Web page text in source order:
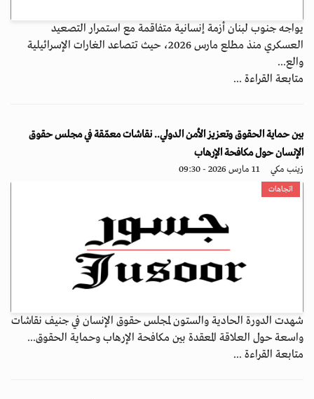
يواجه جنوب لبنان أزمة إنسانية متفاقمة مع استمرار التصعيد
العسكري منذ مطلع مارس 2026، حيث تتصاعد الغارات الإسرائيلية
والع...
متابعة القراءة ...
بين حماية الحقوق وتعزيز الأمن الدولي.. نقاشات معمّقة في مجلس حقوق
الإنسان حول مكافحة الإرهاب
زينب مكي 11 مارس 2026 - 09:30
اتجاهات
شهدت الدورة الحادية والستون لمجلس حقوق الإنسان في جنيف نقاشات
واسعة حول العلاقة المعقدة بين مكافحة الإرهاب وحماية الحقوق...
متابعة القراءة ...